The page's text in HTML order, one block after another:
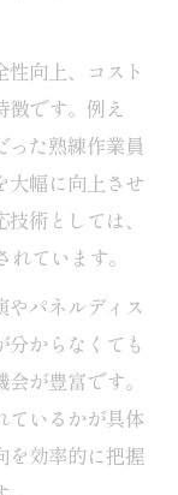
向上、コスト
です。例え
た熟練作業員
大幅に向上させ
術としては、
ています。
パネルディス
からなくても
が豊富です。
ているかが具体
を効率的に把握